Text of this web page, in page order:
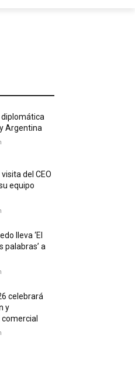
diplomática
Argentina
del CEO
equipo
lleva ‘El
palabras’ a
celebrará
y